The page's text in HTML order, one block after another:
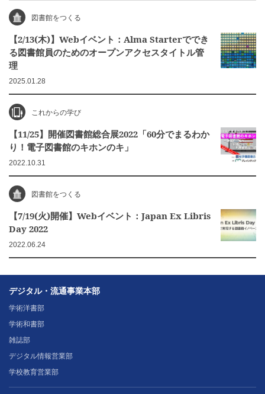
図書館をつくる
【2/13(木)】Webイベント：Alma Starterででき
る図書館員のためのオープンアクセスタイトル管
理
2025.01.28
これからの学び
【11/25】開催図書館総合展2022「60分でまるわか
り！電子図書館のキホンのキ」
2022.10.31
図書館をつくる
【7/19(火)開催】Webイベント：Japan Ex Libris
Day 2022
2022.06.24
デジタル・流通事業本部
学術洋書部
学術和書部
雑誌部
デジタル情報営業部
学校教育営業部